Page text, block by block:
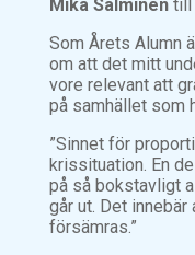
Mika Salminentill
Som Årets Alumn
om att det mitt
vore relevant att
på samhället som
”Sinnet för
krissituation. En
på så bokstavligt
går ut. Det
försämras.”